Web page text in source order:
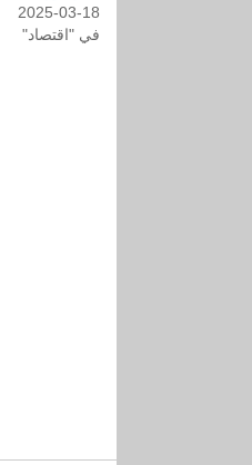
2025-03-18
في "اقتصاد"